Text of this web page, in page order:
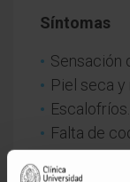
Síntomas
Sensación
Piel seca y
Escalofríos.
Falta de